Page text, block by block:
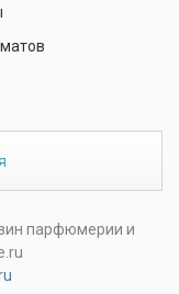
парфюмерии и